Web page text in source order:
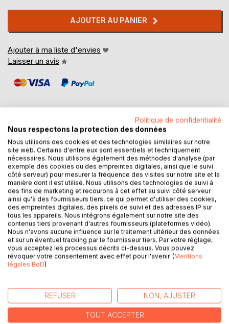
AJOUTER AU PANIER
Ajouter à ma liste d'envies
Laisser un avis
DESCRIPTION
This book, Family Medicinal Plant Gardens East Africa,
reflects the collective knowledge of Ugandan traditional
healers, herbalists and farmers for quotidian ailments. It
describes plants that can grow in your garden, how to
produce medicine out of them and which ailments to cure
with these preparations. Most information is been gathered
during work sessions or direct interference with healers
and farmers and crosschecked with other healers
herbalists and medicinal literature. The plants described
grows all in Kenya, Uganda, Tanzania and the other
consulted at every small accident or illness that occurs in
the family, or identify the disorder, make the choice of a
recipe and than collect from your garden the plants you
need to prepare a first aid treatment. Do not forget to
Politique de confidentialité
Nous respectons la protection des données
Nous utilisons des cookies et des technologies similaires sur notre
site web. Certains d'entre eux sont essentiels et techniquement
nécessaires. Nous utilisons également des méthodes d'analyse (par
exemple des cookies ou des empreintes digitales, ainsi que le suivi
côté serveur) pour mesurer la fréquence des visites sur notre site et la
manière dont il est utilisé. Nous utilisons des technologies de suivi à
des fins de marketing et recourons à cet effet au suivi côté serveur
ainsi qu'à des fournisseurs tiers, ce qui permet d'utiliser des cookies,
des empreintes digitales, des pixels de suivi et des adresses IP sur
tous les appareils. Nous intégrons également sur notre site des
contenus tiers provenant d'autres fournisseurs (plateformes vidéo).
Nous n'avons aucune influence sur le traitement ultérieur des données
et sur un éventuel tracking par le fournisseur tiers. Par votre réglage,
vous acceptez les processus décrits ci-dessus. Vous pouvez
révoquer votre consentement avec effet pour l'avenir. (Mentions
légales BoD)
REFUSER NON, AJUSTER
TOUT ACCEPTER